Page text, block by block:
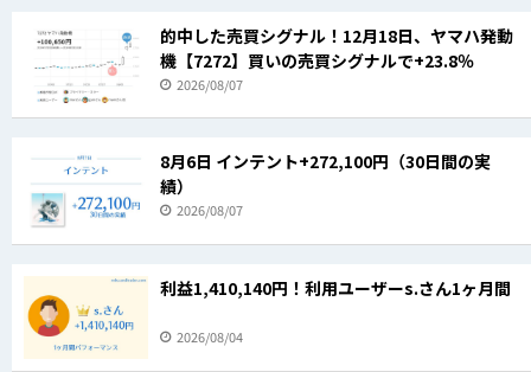
的中した売買シグナル！12月18日、ヤマハ発動
機【7272】買いの売買シグナルで+23.8％
2026/08/07
8月6日 インテント+272,100円（30日間の実
績）
2026/08/07
利益1,410,140円！利用ユーザーs.さん1ヶ月間
2026/08/04